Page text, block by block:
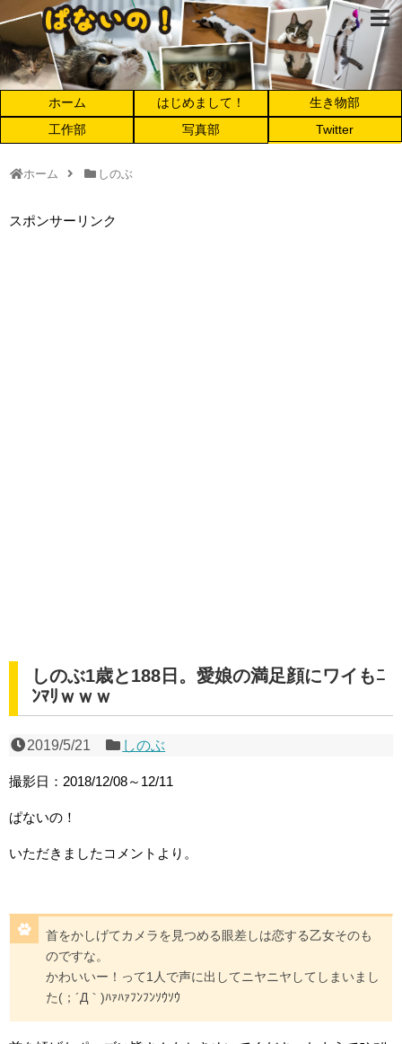
ホーム はじめまして！
生き物部
工作部
写真部 Twitter
ホーム しのぶ
スポンサーリンク
しのぶ1歳と188日。愛娘の満足顔にワイもﾆ
ﾝﾏﾘｗｗｗ
2019/5/21 しのぶ
撮影日：2018/12/08～12/11
ぱないの！
いただきましたコメントより。
首をかしげてカメラを見つめる眼差しは恋する乙女そのも
のですな。
かわいいー！って1人で声に出してニヤニヤしてしまいまし
た(；´Д｀)ﾊｧﾊｧﾌﾝﾌﾝｿｳｿｳ